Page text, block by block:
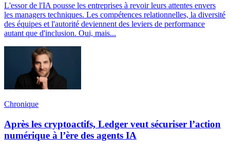
L'essor de l'IA pousse les entreprises à revoir leurs attentes envers
les managers techniques. Les compétences relationnelles, la diversité
des équipes et l'autorité deviennent des leviers de performance
autant que d'inclusion. Oui, mais...
Chronique
Après les cryptoactifs, Ledger veut sécuriser l’action
numérique à l’ère des agents IA